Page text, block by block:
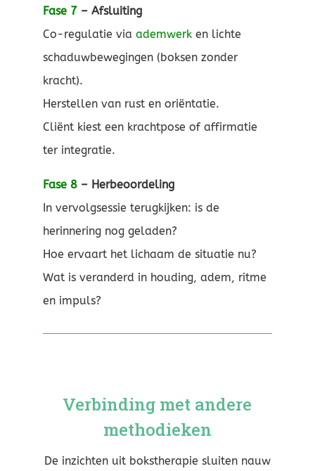
Fase 7– Afsluiting
Co-regulatie via ademwerken lichte
schaduwbewegingen (boksen zonder
kracht).
Herstellen van rust en oriëntatie.
Cliënt kiest een krachtpose of affirmatie
ter integratie.
Fase 8 – Herbeoordeling
In vervolgsessie terugkijken: is de
herinnering nog geladen?
Hoe ervaart het lichaam de situatie nu?
Wat is veranderd in houding, adem, ritme
en impuls?
Verbinding met andere
methodieken
De inzichten uit bokstherapie sluiten nauw